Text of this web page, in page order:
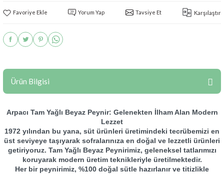
Yorum Yap Tavsiye Et Karşılaştır
Ürün Bilgisi
Arpacı Tam Yağlı Beyaz Peynir: Gelenekten İlham Alan Modern
Lezzet
1972 yılından bu yana, süt ürünleri üretimindeki tecrübemizi en
üst seviyeye taşıyarak sofralarınıza en doğal ve lezzetli ürünleri
getiriyoruz. Tam Yağlı Beyaz Peynirimiz, geleneksel tatlarımızı
koruyarak modern üretim teknikleriyle üretilmektedir.
Her bir peynirimiz, %100 doğal sütle hazırlanır ve titizlikle